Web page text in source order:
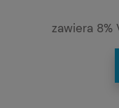
zawiera 8%